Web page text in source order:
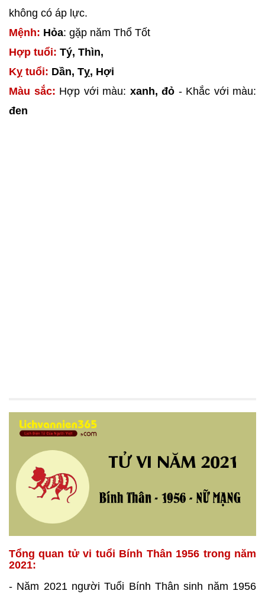
không có áp lực.
Mệnh: Hỏa: gặp năm Thổ Tốt
Hợp tuổi: Tý, Thìn,
Kỵ tuổi: Dần, Tỵ, Hợi
Màu sắc: Hợp với màu: xanh, đỏ - Khắc với màu:
đen
Tổng quan tử vi tuổi Bính Thân 1956 trong năm
2021:
- Năm 2021 người Tuổi Bính Thân sinh năm 1956